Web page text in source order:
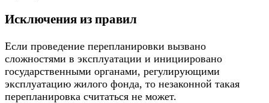
Исключения из правил
Если проведение перепланировки вызвано
сложностями в эксплуатации и инициировано
государственными органами, регулирующими
эксплуатацию жилого фонда, то незаконной такая
перепланировка считаться не может.